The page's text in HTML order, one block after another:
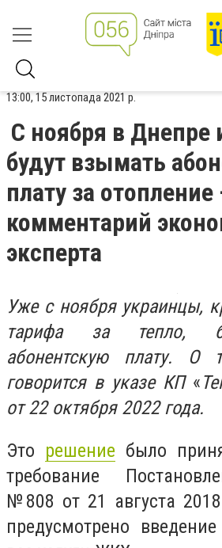
13:00, 15 листопада 2021 р.
С ноября в Днепре
будут взымать
плату за отопление
комментарий
эксперта
Уже с ноября украинцы,
тарифа за тепло,
абонентскую плату. О
говорится в указе КП «
от 22 октября 2022 года.
Это решение было
требование
№808 от 21 августа
предусмотрено